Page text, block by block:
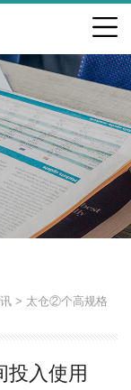
> 太仓②个高规格
入使用